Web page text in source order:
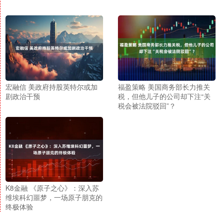
宏融信 美政府持股英特尔或加
剧政治干预
福盈策略 美国商务部长力推关
税，但他儿子的公司却下注“关
税会被法院驳回”？
K8金融 《原子之心》：深入苏
维埃科幻噩梦，一场原子朋克的
终极体验